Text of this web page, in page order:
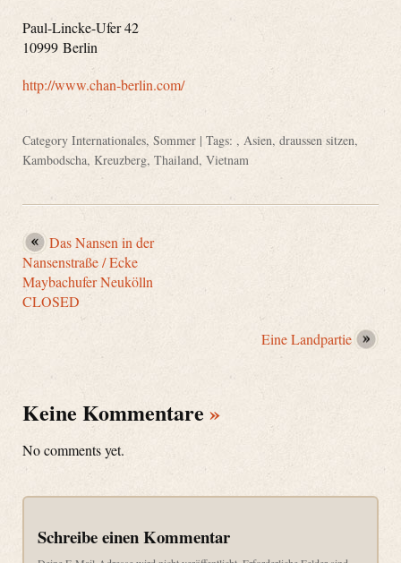
Paul-Lincke-Ufer 42
10999 Berlin
http://www.chan-berlin.com/
Category Internationales, Sommer | Tags: , Asien, draussen sitzen,
Kambodscha, Kreuzberg, Thailand, Vietnam
Das Nansen in der
Nansenstraße / Ecke
Maybachufer Neukölln
CLOSED
Eine Landpartie
Keine Kommentare »
No comments yet.
Schreibe einen Kommentar